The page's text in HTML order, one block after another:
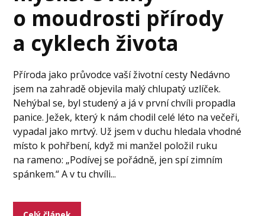
o moudrosti přírody
a cyklech života
Příroda jako průvodce vaší životní cesty Nedávno
jsem na zahradě objevila malý chlupatý uzlíček.
Nehýbal se, byl studený a já v první chvíli propadla
panice. Ježek, který k nám chodil celé léto na večeři,
vypadal jako mrtvý. Už jsem v duchu hledala vhodné
místo k pohřbení, když mi manžel položil ruku
na rameno: „Podívej se pořádně, jen spí zimním
spánkem.“ A v tu chvíli...